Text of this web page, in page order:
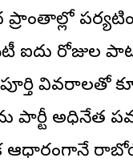
రోజుల
వివరాలతో
పార్టీ అధినేత
ఆధారంగానే